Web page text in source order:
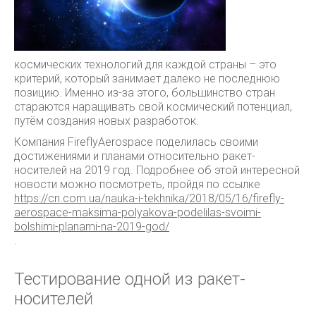
космических технологий для каждой страны – это
критерий, который занимает далеко не последнюю
позицию. Именно из-за этого, большинство стран
стараются наращивать свой космический потенциал,
путём создания новых разработок.
Компания FireflyAerospace поделилась своими
достижениями и планами относительно ракет-
носителей на 2019 год. Подробнее об этой интересной
новости можно посмотреть, пройдя по ссылке
https://cn.com.ua/nauka-i-tekhnika/2018/05/16/firefly-
aerospace-maksima-polyakova-podelilas-svoimi-
bolshimi-planami-na-2019-god/
.
Тестирование одной из ракет-
носителей